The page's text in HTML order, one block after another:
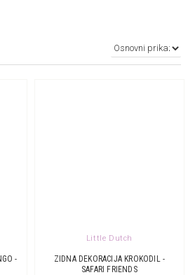
-
Little Dutch
ZIDNA DEKORACIJA KROKODIL -
SAFARI FRIENDS